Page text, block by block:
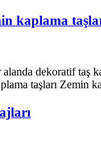
kaplama
dekoratif taş
taşları Zemin